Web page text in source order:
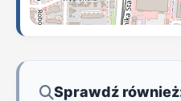
Sprawdź